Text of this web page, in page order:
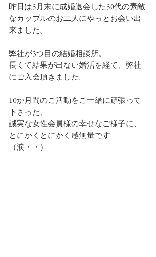
昨日は5月末に成婚退会した50代の素敵
なカップルのお二人にやっとお会い出
来ました。
弊社が3つ目の結婚相談所。
長くて結果が出ない婚活を経て、弊社
にご入会頂きました。
10か月間のご活動をご一緒に頑張って
下さった、
誠実な女性会員様の幸せなご様子に、
とにかくとにかく感無量です
（涙・・）